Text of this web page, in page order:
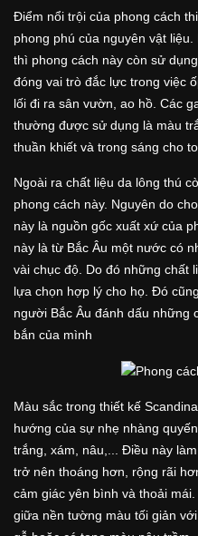
Điểm nổi trội của phong cách
phong phú của nguyên vật
thì phong cách này còn sử
đóng vai trò đắc lực trong việc
lối đi ra sân vườn, ao hồ. Các
thường được sử dụng là màu
thuần khiết và trong sáng cho
Ngoài ra chất liệu da lông thú
phong cách này. Nguyên do
này là nguồn gốc xuất xứ của
này là từ Bắc Âu một nước có
vài chục độ. Do đó những chất
lựa chọn hợp lý cho họ. Đó
người Bắc Âu đánh dấu những
bắn của mình
Màu sắc trong thiết kế
hướng của sự nhẹ nhàng
trắng, xám, nâu,... Điều này
trở nên thoáng hơn, rộng rãi
cảm giác yên bình và thoải
giữa nền tường màu tối giản